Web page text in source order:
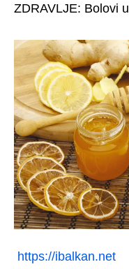
ZDRAVLJE: Bolovi
https://ibalkan.net